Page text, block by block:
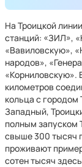
На Троицкой
станций: «ЗИЛ»,
«Вавиловскую»,
народов»,
«Корниловскую».
километров
кольца с
Западный,
полным запуском
свыше 300 тысяч
проживают
сотен тысяч